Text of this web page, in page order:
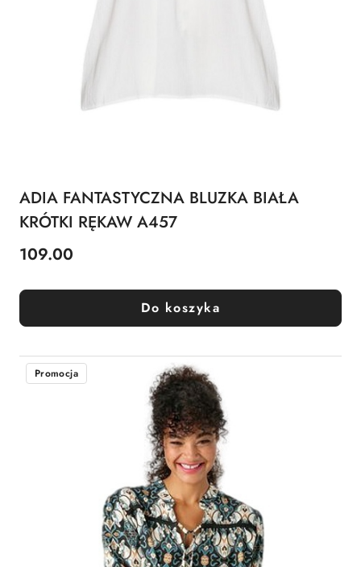
ADIA FANTASTYCZNA BLUZKA BIAŁA
KRÓTKI RĘKAW A457
Cena:
109.00
Do koszyka
Promocja